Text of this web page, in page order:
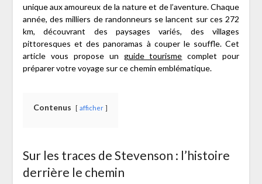
unique aux amoureux de la nature et de l’aventure. Chaque
année, des milliers de randonneurs se lancent sur ces 272
km, découvrant des paysages variés, des villages
pittoresques et des panoramas à couper le souffle. Cet
article vous propose un guide tourisme complet pour
préparer votre voyage sur ce chemin emblématique.
Contenus afficher
Sur les traces de Stevenson : l’histoire
derrière le chemin